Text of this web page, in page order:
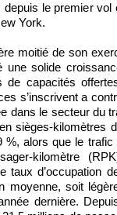
le premier vol
York.
moitié de son
une solide
capacités
s’inscrivent a
dans le secteur du
sièges-kilomètres
%, alors que le
kilomètre
taux d’occupation
moyenne, soit
dernière.